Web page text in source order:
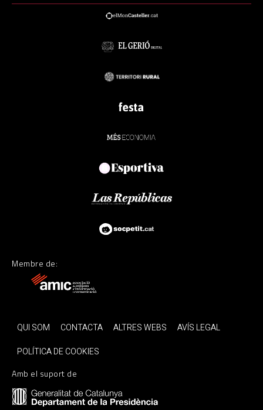
Membre de:
QUI SOM CONTACTA ALTRES WEBS
AVÍS LEGAL
POLÍTICA DE COOKIES
Amb el suport de